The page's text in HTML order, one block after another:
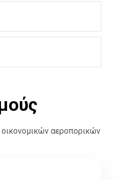
αεροπορικών